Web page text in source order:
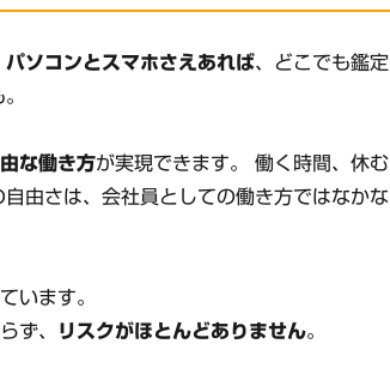
パソコンとスマホさえあれば、どこでも鑑定
由な働き方が実現できます。 働く時間、休む
由さは、会社員としての働き方ではなかな
います。
ず、 リスクがほとんどありません。